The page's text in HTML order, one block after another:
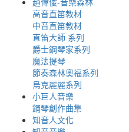
高音直笛教材
中音直笛教材
直笛大師 系列
爵士鋼琴家系列
魔法提琴
節奏森林奧福系列
烏克麗麗系列
小巨人音樂
鋼琴創作曲集
知音人文化